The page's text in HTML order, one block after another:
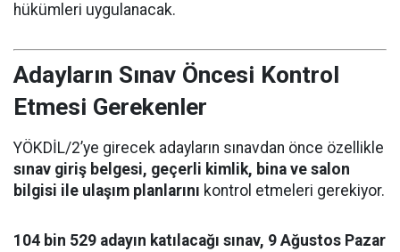
hükümleri uygulanacak.
Adayların Sınav Öncesi Kontrol
Etmesi Gerekenler
YÖKDİL/2’ye girecek adayların sınavdan önce özellikle
sınav giriş belgesi, geçerli kimlik, bina ve salon
bilgisi ile ulaşım planlarını kontrol etmeleri gerekiyor.
104 bin 529 adayın katılacağı sınav, 9 Ağustos Pazar